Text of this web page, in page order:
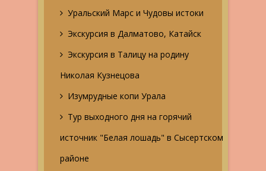
Уральский Марс и Чудовы истоки
Экскурсия в Далматово, Катайск
Экскурсия в Талицу на родину
Николая Кузнецова
Изумрудные копи Урала
Тур выходного дня на горячий
источник "Белая лошадь" в Сысертском
районе